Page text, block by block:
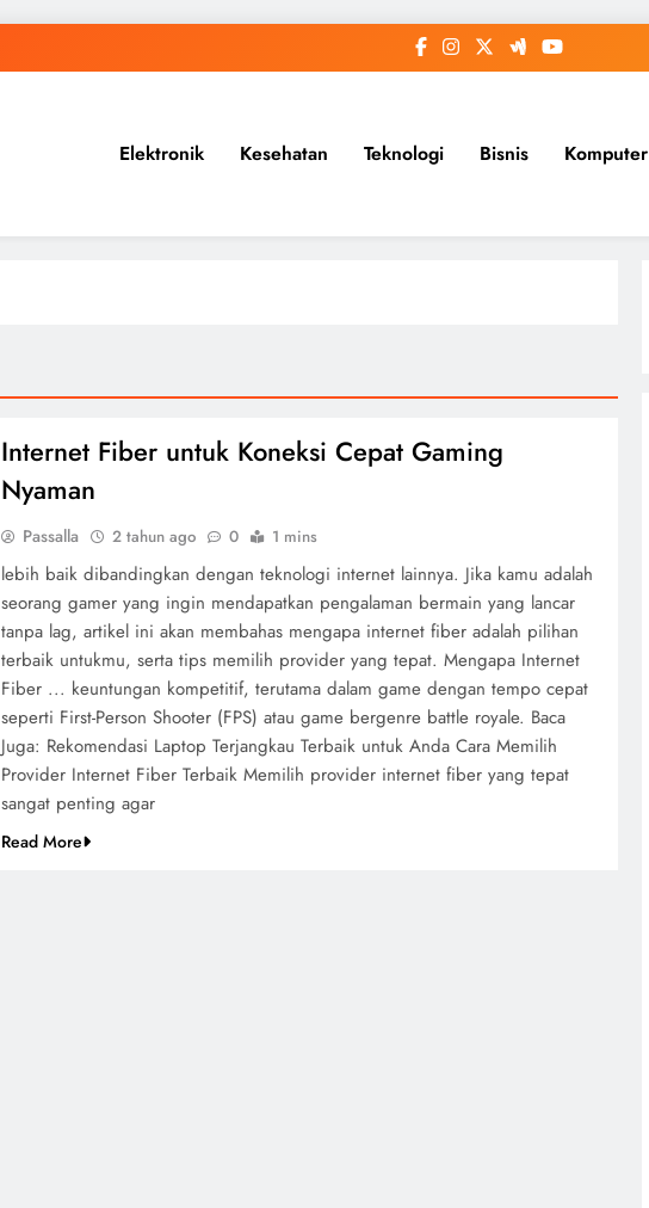
Elektronik Kesehatan Teknologi Bisnis Komputer
Internet Fiber untuk Koneksi Cepat Gaming
Nyaman
Passalla 2 tahun ago 0 1 mins
lebih baik dibandingkan dengan teknologi internet lainnya. Jika kamu adalah
seorang gamer yang ingin mendapatkan pengalaman bermain yang lancar
tanpa lag, artikel ini akan membahas mengapa internet fiber adalah pilihan
terbaik untukmu, serta tips memilih provider yang tepat. Mengapa Internet
Fiber ... keuntungan kompetitif, terutama dalam game dengan tempo cepat
seperti First-Person Shooter (FPS) atau game bergenre battle royale. Baca
Juga: Rekomendasi Laptop Terjangkau Terbaik untuk Anda Cara Memilih
Provider Internet Fiber Terbaik Memilih provider internet fiber yang tepat
sangat penting agar
Read More